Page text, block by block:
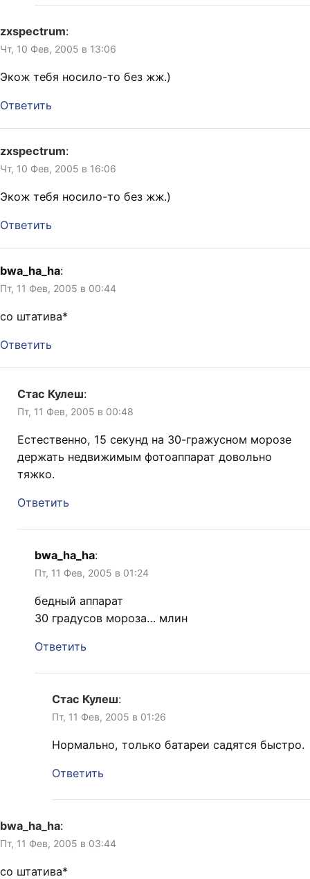
zxspectrum:
Чт, 10 Фев, 2005 в 13:06
Экож тебя носило-то без жж.)
Ответить
zxspectrum:
Чт, 10 Фев, 2005 в 16:06
Экож тебя носило-то без жж.)
Ответить
bwa_ha_ha:
Пт, 11 Фев, 2005 в 00:44
со штатива*
Ответить
Стас Кулеш:
Пт, 11 Фев, 2005 в 00:48
Естественно, 15 секунд на 30-гражусном морозе
держать недвижимым фотоаппарат довольно
тяжко.
Ответить
bwa_ha_ha:
Пт, 11 Фев, 2005 в 01:24
бедный аппарат
30 градусов мороза… млин
Ответить
Стас Кулеш:
Пт, 11 Фев, 2005 в 01:26
Нормально, только батареи садятся быстро.
Ответить
bwa_ha_ha:
Пт, 11 Фев, 2005 в 03:44
со штатива*